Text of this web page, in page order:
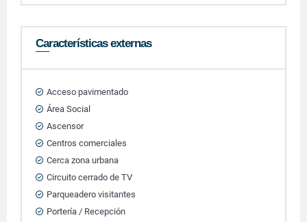
Características externas
Acceso pavimentado
Área Social
Ascensor
Centros comerciales
Cerca zona urbana
Circuito cerrado de TV
Parqueadero visitantes
Portería / Recepción